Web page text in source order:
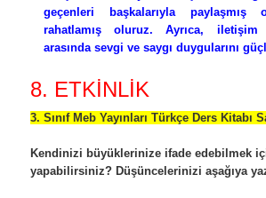
geçenleri başkalarıyla
rahatlamış oluruz. Ayrıca,
arasında sevgi ve saygı duygularını
8. ETKİNLİK
3. Sınıf Meb Yayınları Türkçe Ders Kitabı
Kendinizi büyüklerinize ifade edebilmek
yapabilirsiniz? Düşüncelerinizi aşağıya